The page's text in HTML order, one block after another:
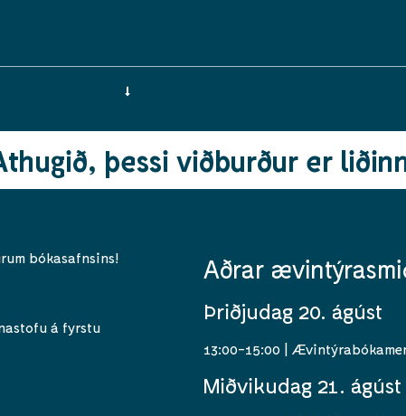
þessi viðburður er
bókasafnsins!
á fyrstu
Aðrar
Þriðjudag 20. ágúst
13:00-15:00 |
Miðvikudag 21. ágúst